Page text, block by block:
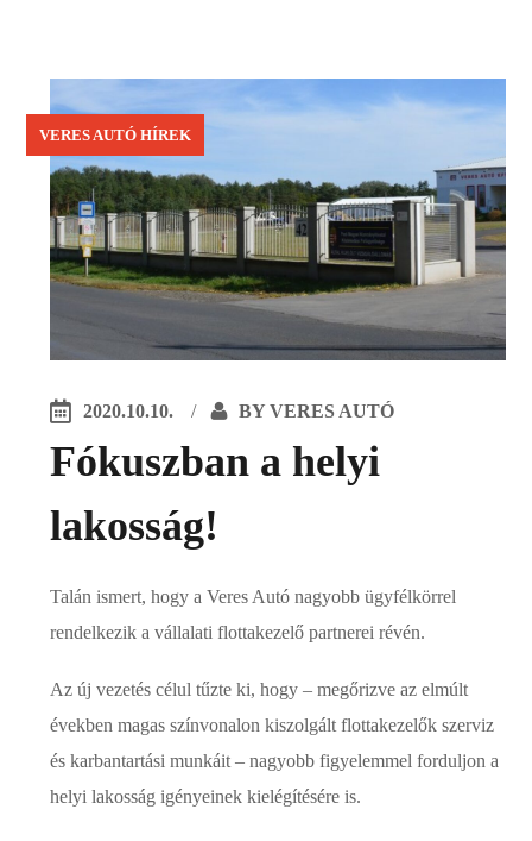
VERES AUTÓ HÍREK
2020.10.10. BYVERES AUTÓ
Fókuszban a helyi
lakosság!
Talán ismert, hogy a Veres Autó nagyobb ügyfélkörrel
rendelkezik a vállalati flottakezelő partnerei révén.
Az új vezetés célul tűzte ki, hogy – megőrizve az elmúlt
években magas színvonalon kiszolgált flottakezelők szerviz
és karbantartási munkáit – nagyobb figyelemmel forduljon a
helyi lakosság igényeinek kielégítésére is.